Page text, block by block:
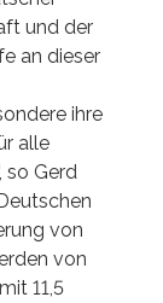
und der
an dieser
ihre
alle
so Gerd
von
von
11,5